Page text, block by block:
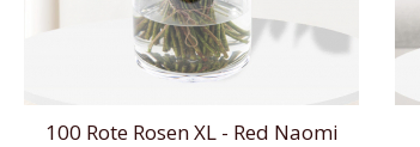
100 Rote Rosen XL - Red Naomi